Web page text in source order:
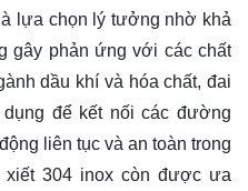
lựa chọn lý tưởng nhờ khả
gây phản ứng với các chất
dầu khí và hóa chất, đai
để kết nối các đường
liên tục và an toàn trong
304 inox còn được ưa